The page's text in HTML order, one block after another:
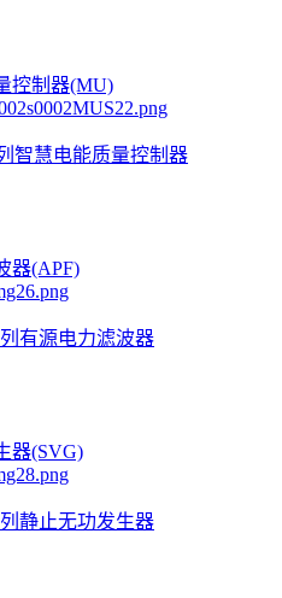
控制器(MU)
智慧电能质量控制器
器(APF)
有源电力滤波器
器(SVG)
静止无功发生器